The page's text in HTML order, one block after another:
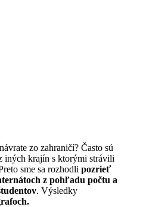
zo zahraničí? Často sú
iných krajín s ktorými strávili
sme sa rozhodli pozrieť
z pohľadu počtu a
. Výsledky